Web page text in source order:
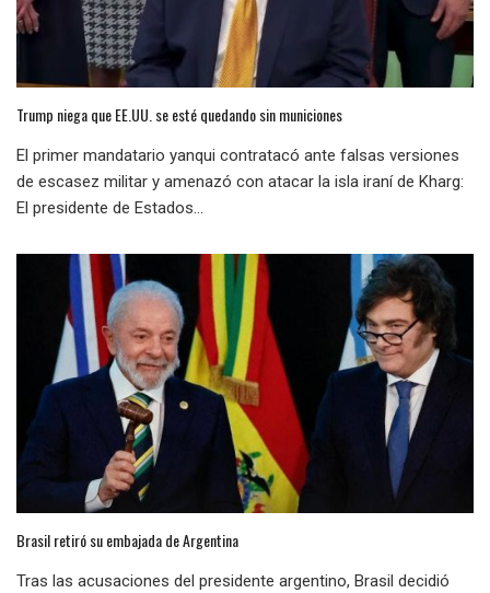
Trump niega que EE.UU. se esté quedando sin municiones
El primer mandatario yanqui contratacó ante falsas versiones
de escasez militar y amenazó con atacar la isla iraní de Kharg:
El presidente de Estados...
Brasil retiró su embajada de Argentina
Tras las acusaciones del presidente argentino, Brasil decidió